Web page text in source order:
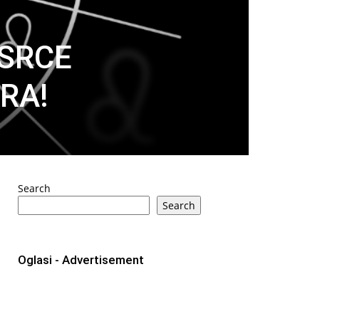
Search
Search
Oglasi - Advertisement